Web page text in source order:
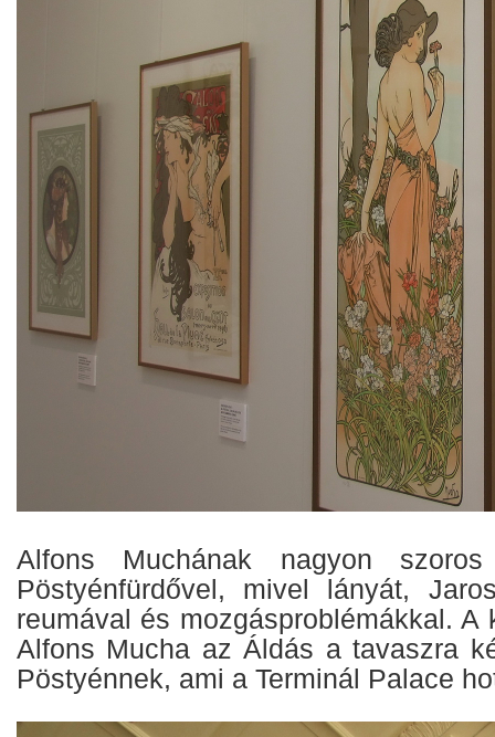
Alfons Muchának nagyon
Pöstyénfürdővel, mivel lányát,
reumával és mozgásproblémákkal. A
Alfons Mucha az Áldás a tavaszra
Pöstyénnek, ami a Terminál Palace